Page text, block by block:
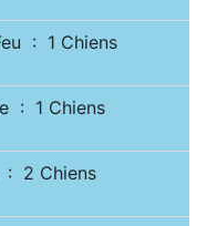
: 1 Chiens
: 1 Chiens
: 2 Chiens